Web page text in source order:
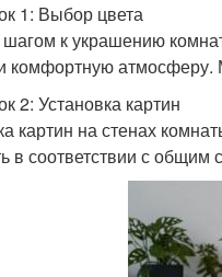
1: Выбор цвета
к украшению
комфортную атмосферу.
2: Установка картин
картин на стенах
в соответствии с общим